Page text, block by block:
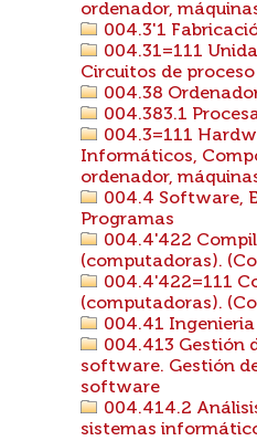
ordenador,
004.3'1
004.31=111
Circuitos de
004.38
004.383.1
004.3=111
Informáticos,
ordenador,
004.4 Software,
Programas
004.4'422
(computadoras).
004.4'422=111
(computadoras).
004.41
004.413 Gestión
software. Gestión
software
004.414.2
sistemas